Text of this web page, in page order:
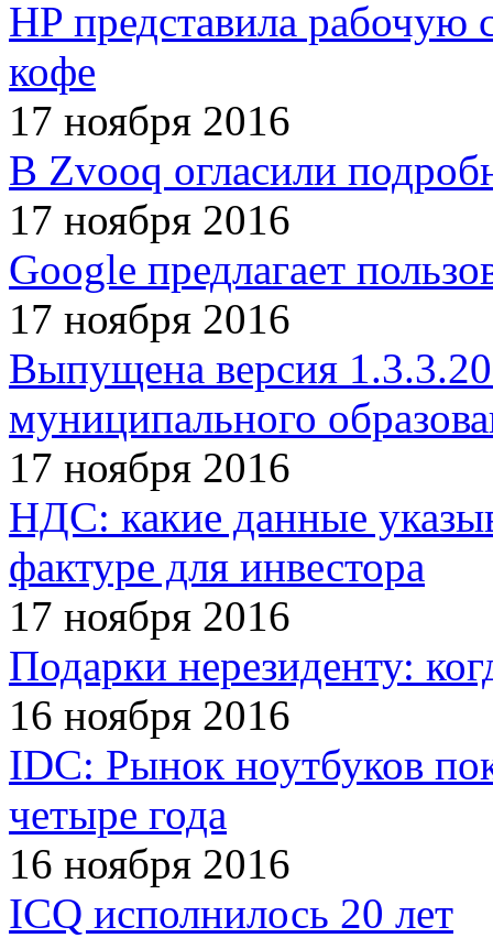
HP представила
кофе
17 ноября 2016
В Zvooq огласили
17 ноября 2016
Google предлагает
17 ноября 2016
Выпущена версия
муниципального
17 ноября 2016
НДС: какие данные
фактуре для инвестора
17 ноября 2016
Подарки нерезиденту:
16 ноября 2016
IDC: Рынок ноутбуков
четыре года
16 ноября 2016
ICQ исполнилось 20 лет